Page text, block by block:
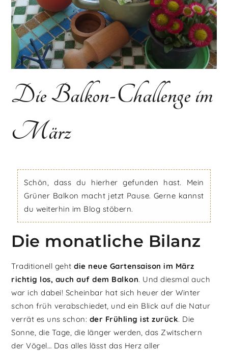
Die Balkon-Challenge im
März
Schön, dass du hierher gefunden hast. Mein
Grüner Balkon macht jetzt Pause. Gerne kannst
du weiterhin im Blog stöbern.
Die monatliche Bilanz
Traditionell gehtdie neue Gartensaison im März
richtig los, auch auf dem Balkon. Und diesmal auch
war ich dabei! Scheinbar hat sich heuer der Winter
schon früh verabschiedet, und ein Blick auf die Natur
verrät es uns schon: der Frühling ist zurück. Die
Sonne, die Tage, die länger werden, das Zwitschern
der Vögel… Das alles lässt das Herz aller